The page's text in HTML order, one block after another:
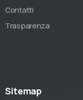
Contatti
Trasparenza
Sitemap